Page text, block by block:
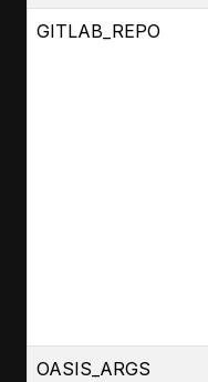
GITLAB_REPO
OASIS_ARGS